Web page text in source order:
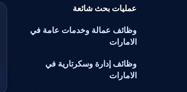
عمليات بحث شائعة
وظائف عمالة وخدمات عامة في
الامارات
وظائف إدارة وسكرتارية في
الامارات